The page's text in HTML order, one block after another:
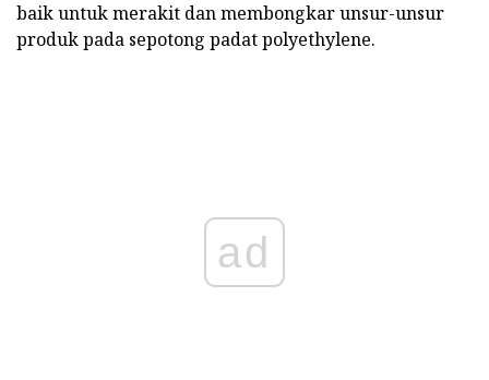
baik untuk merakit dan membongkar unsur-unsur
produk pada sepotong padat polyethylene.
ad